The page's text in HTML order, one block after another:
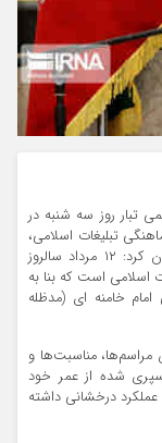
تبار روز سه شنبه در
هماهنگی تبلیغات اسلامی،
عملکرد این نهاد در استان را درخشان دانست و بیان کرد: ۱۲ مرداد سالروز
اسلامی است که بنا به
خامنه ای (مدظله
مراسم‌ها، مناسبت‌ها و
شده از عمر خود
درخشانی داشته